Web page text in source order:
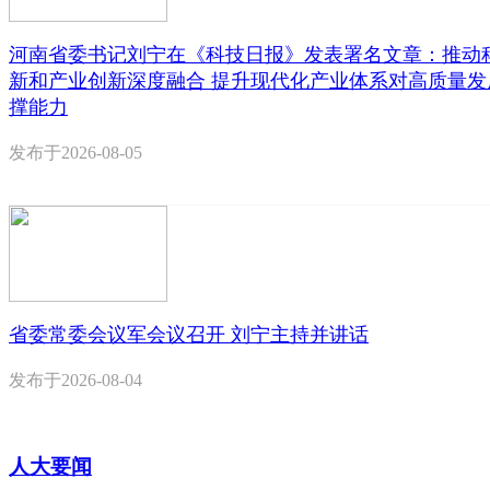
河南省委书记刘宁在《科技日报》发表署名文章：推动
新和产业创新深度融合 提升现代化产业体系对高质量
撑能力
发布于2026-08-05
省委常委会议军会议召开 刘宁主持并讲话
发布于2026-08-04
人大要闻